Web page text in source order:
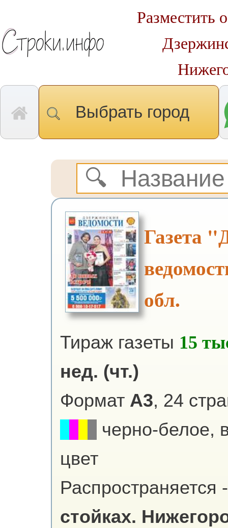
Разместить
Выбрать город
Газета
обл.
Тираж газеты 15
нед. (чт.)
Формат А3, 24
черно-белое,
цвет
Распространяется -
стойках.